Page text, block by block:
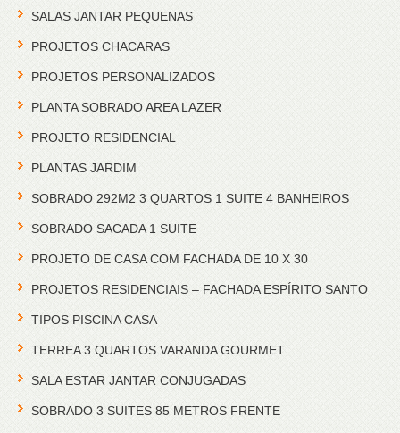
SALAS JANTAR PEQUENAS
PROJETOS CHACARAS
PROJETOS PERSONALIZADOS
PLANTA SOBRADO AREA LAZER
PROJETO RESIDENCIAL
PLANTAS JARDIM
SOBRADO 292M2 3 QUARTOS 1 SUITE 4 BANHEIROS
SOBRADO SACADA 1 SUITE
PROJETO DE CASA COM FACHADA DE 10 X 30
PROJETOS RESIDENCIAIS – FACHADA ESPÍRITO SANTO
TIPOS PISCINA CASA
TERREA 3 QUARTOS VARANDA GOURMET
SALA ESTAR JANTAR CONJUGADAS
SOBRADO 3 SUITES 85 METROS FRENTE